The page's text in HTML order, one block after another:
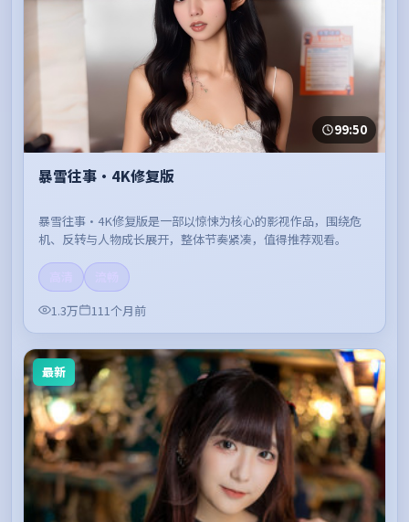
99:50
暴雪往事·4K修复版
暴雪往事·4K修复版是一部以惊悚为核心的影视作品，围绕危
机、反转与人物成长展开，整体节奏紧凑，值得推荐观看。
1.3万
111个月前
最新